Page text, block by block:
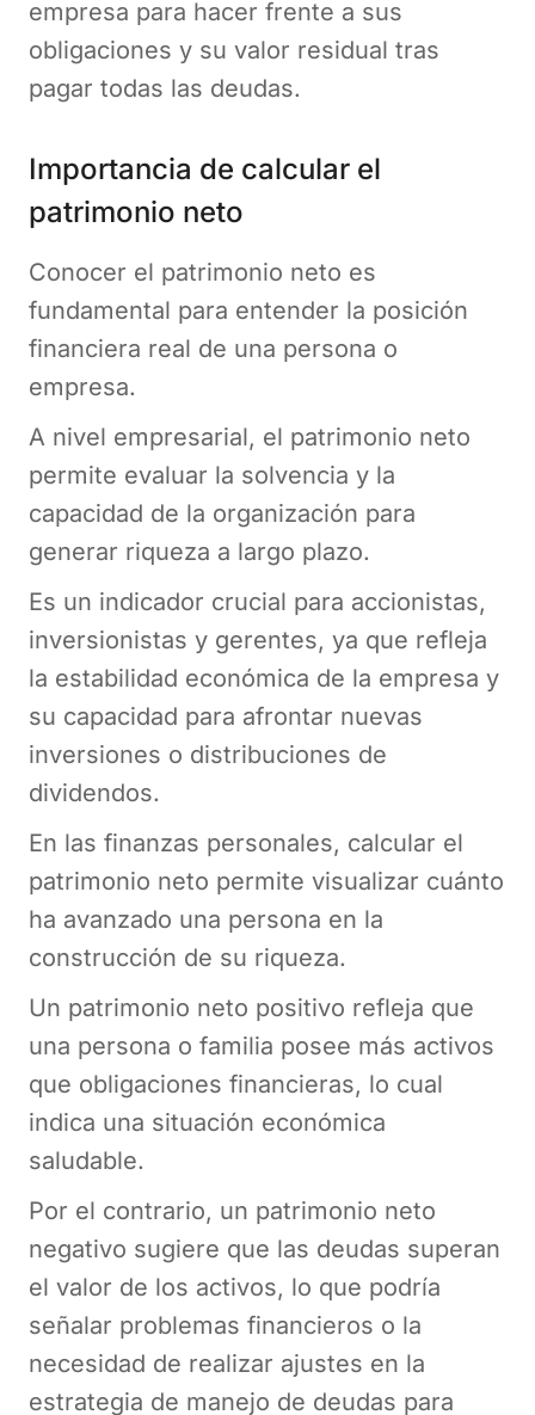
empresa para hacer frente a sus
obligaciones y su valor residual tras
pagar todas las deudas.
Importancia de calcular el
patrimonio neto
Conocer el patrimonio neto es
fundamental para entender la posición
financiera real de una persona o
empresa.
A nivel empresarial, el patrimonio neto
permite evaluar la solvencia y la
capacidad de la organización para
generar riqueza a largo plazo.
Es un indicador crucial para accionistas,
inversionistas y gerentes, ya que refleja
la estabilidad económica de la empresa y
su capacidad para afrontar nuevas
inversiones o distribuciones de
dividendos.
En las finanzas personales, calcular el
patrimonio neto permite visualizar cuánto
ha avanzado una persona en la
construcción de su riqueza.
Un patrimonio neto positivo refleja que
una persona o familia posee más activos
que obligaciones financieras, lo cual
indica una situación económica
saludable.
Por el contrario, un patrimonio neto
negativo sugiere que las deudas superan
el valor de los activos, lo que podría
señalar problemas financieros o la
necesidad de realizar ajustes en la
estrategia de manejo de deudas para